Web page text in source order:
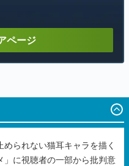
められない猫耳キャラを描く
」に視聴者の一部から批判意
の使用と思しき描写も含め
論を交わす